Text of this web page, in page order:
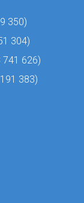
350)
304)
741 626)
383)